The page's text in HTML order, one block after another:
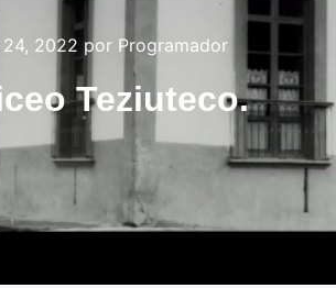
2022 por Programador
Teziuteco.